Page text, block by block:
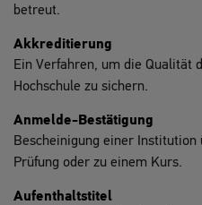
betreut.
Akkreditierung
Ein Verfahren, um die Qualität
Hochschule zu sichern.
Anmelde-Bestätigung
Bescheinigung einer
Prüfung oder zu einem Kurs.
Aufenthaltstitel